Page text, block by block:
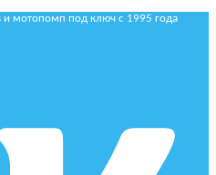
мотопомп под ключ с 1995 года